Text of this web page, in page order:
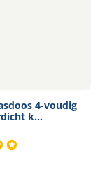
4-voudig
k...